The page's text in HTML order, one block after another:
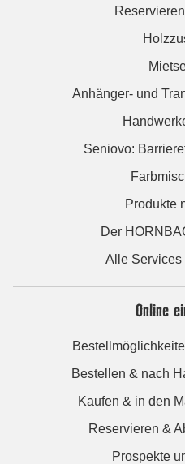
Anhänger- und
Seniovo:
Produkte
Der
Alle
Online
Bestellen & nach
Kaufen & in den
Reservieren &
Prospekte